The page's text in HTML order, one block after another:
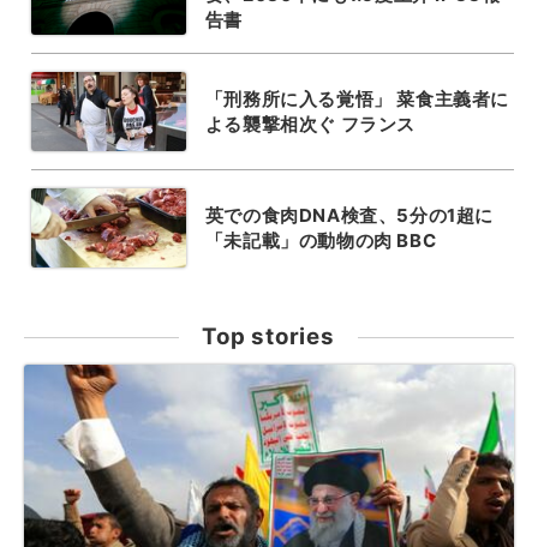
告書
「刑務所に入る覚悟」 菜食主義者に
よる襲撃相次ぐ フランス
英での食肉DNA検査、5分の1超に
「未記載」の動物の肉 BBC
Top stories